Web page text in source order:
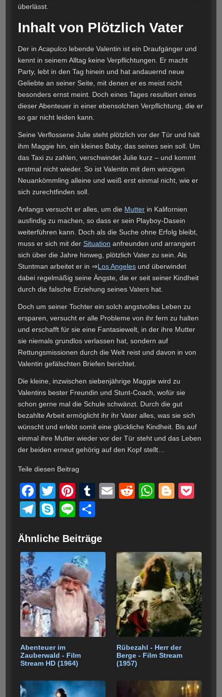
überlässt.
Inhalt von Plötzlich Vater
Der in Acapulco lebende Valentin ist ein Draufgänger und
kennt in seinem Alltag keine Verpflichtungen. Er macht
Party, lebt in den Tag hinein und hat andauernd neue
Geliebte an seiner Seite, mit denen er es meist nicht
besonders ernst meint. Doch eines Tages resultiert eines
dieser Abenteuer in einer ebensolchen Verpflichtung, die er
so gar nicht leiden kann.
Seine Verflossene Julie steht plötzlich vor der Tür und hält
ihm Maggie hin, ein kleines Baby, das seines sein soll. Um
das Taxi zu zahlen, verschwindet Julie kurz – und kommt
erstmal nicht wieder. So ist Valentin mit dem winzigen
Neuankömmling alleine und weiß erst einmal nicht, wie er
sich zurechtfinden soll.
Anfangs versucht er alles, um die Mutter in Kalifornien
ausfindig zu machen, so dass er sein Playboy-Dasein
weiterführen kann. Doch als die Suche ohne Erfolg bleibt,
muss er sich mit derSituation anfreunden und arrangiert
sich über die Jahre hinweg, plötzlich Vater zu sein. Als
Stuntman arbeitet er in ⇒Los Angeles und überwindet
dabei regelmäßig seine Ängste, die er seit seiner Kindheit
durch die falsche Erziehung seines Vaters hat.
Doch um seiner Tochter ein solch angstvolles Leben zu
ersparen, versucht er alle Probleme von ihr fern zu halten
und erschafft für sie eine Fantasiewelt, in der ihre Mutter
sie niemals grundlos verlassen hat, sondern auf
Rettungsmissionen durch die Welt reist und davon in von
Valentin gefälschten Briefen berichtet.
Die kleine, inzwischen siebenjährige Maggie wird zu
Valentins bester Freundin und Stunt-Coach, wofür sie
schon gerne mal die Schule schwänzt. Durch die gut
bezahlte Arbeit ermöglicht ihr ihr Vater alles, was sie sich
wünscht und erlebt somit eine glückliche Kindheit. Bis auf
einmal ihre Mutter wieder vor der Tür steht und das Leben
der beiden erneut gehörig auf den Kopf stellt…
Teile diesen Beitrag
F
a
c
e
b
o
o
k
T
wi
tt
er
Pi
nt
er
e
st
T
bl
r
E
R
t
W
A
p
p
Bl
er
T
e
gr
a
m
S
p
e
Li
e
e
n
Ähnliche Beiträge
Abenteuer im
Zauberwald - Film
Stream HD (1964)
Rübezahl - Herr der
Berge - Film Stream
(1957)